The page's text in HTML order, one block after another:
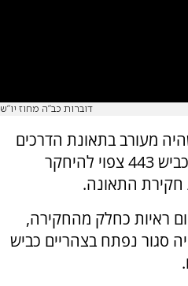
דוברות כב"ה מחוז יו"ש
מעורב בתאונת הדרכים
הקטלנית הבוקר (ראשון) בכביש 443 צפוי להיחקר
התאונה.
ראיות כחלק מהחקירה,
סגור נפתח בצהריים כביש